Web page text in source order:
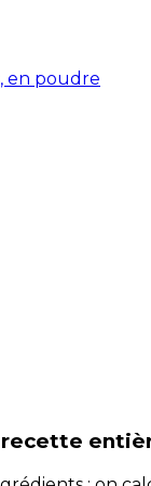
en poudre
recette